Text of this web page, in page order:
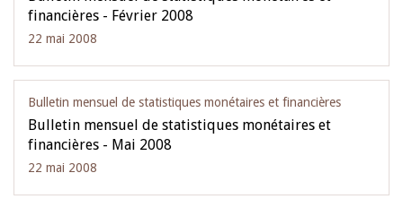
financières - Février 2008
22 mai 2008
Bulletin mensuel de statistiques monétaires et financières
Bulletin mensuel de statistiques monétaires et
financières - Mai 2008
22 mai 2008